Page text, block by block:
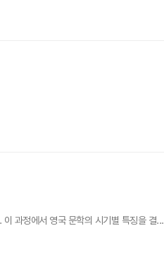
과정에서 영국 문학의 시기별 특징을 결...